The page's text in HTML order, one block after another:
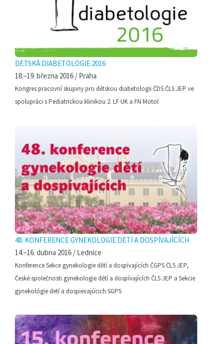
DĚTSKÁ DIABETOLOGIE 2016
18.–19. března 2016 / Praha
Kongres pracovní skupiny pro dětskou diabetologii ČDS ČLS JEP ve
spolupráci s Pediatrickou klinikou 2. LF UK a FN Motol
48. KONFERENCE GYNEKOLOGIE DĚTÍ A DOSPÍVAJÍCÍCH
14.–16. dubna 2016 / Lednice
Konference Sekce gynekologie dětí a dospívajících ČGPS ČLS JEP,
České společnosti gynekologie dětí a dospívajících ČLS JEP a Sekcie
gynekológie detí a dospievajúcich SGPS